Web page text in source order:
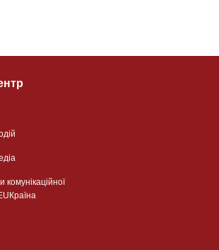
комунікаційної